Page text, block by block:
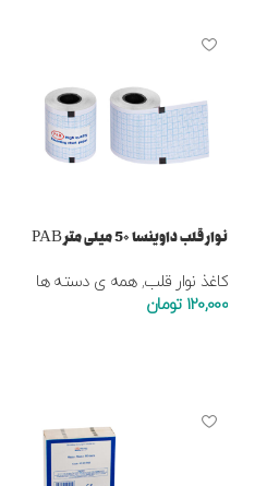
نوار قلب داوینسا 5۰ میلی متر PAB
کاغذ نوار قلب,همه ی دسته ها
120,000 تومان